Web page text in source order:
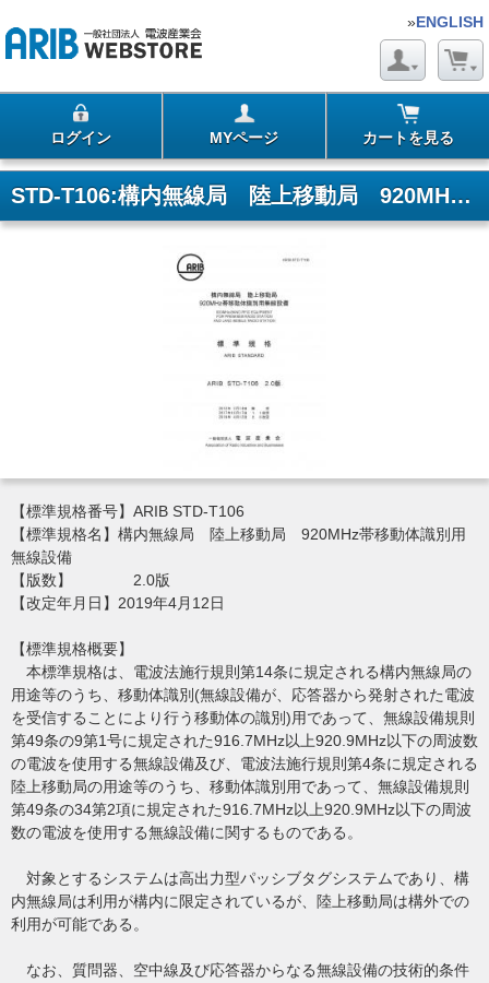
»ENGLISH
ログイン MYページ カートを見る
STD-T106:構内無線局 陸上移動局 920MHz帯移動体識別用無線設備
【標準規格番号】ARIB STD-T106
【標準規格名】構内無線局 陸上移動局 920MHz帯移動体識別用
無線設備
【版数】 2.0版
【改定年月日】2019年4月12日
【標準規格概要】
本標準規格は、電波法施行規則第14条に規定される構内無線局の
用途等のうち、移動体識別(無線設備が、応答器から発射された電波
を受信することにより行う移動体の識別)用であって、無線設備規則
第49条の9第1号に規定された916.7MHz以上920.9MHz以下の周波数
の電波を使用する無線設備及び、電波法施行規則第4条に規定される
陸上移動局の用途等のうち、移動体識別用であって、無線設備規則
第49条の34第2項に規定された916.7MHz以上920.9MHz以下の周波
数の電波を使用する無線設備に関するものである。
対象とするシステムは高出力型パッシブタグシステムであり、構
内無線局は利用が構内に限定されているが、陸上移動局は構外での
利用が可能である。
なお、質問器、空中線及び応答器からなる無線設備の技術的条件